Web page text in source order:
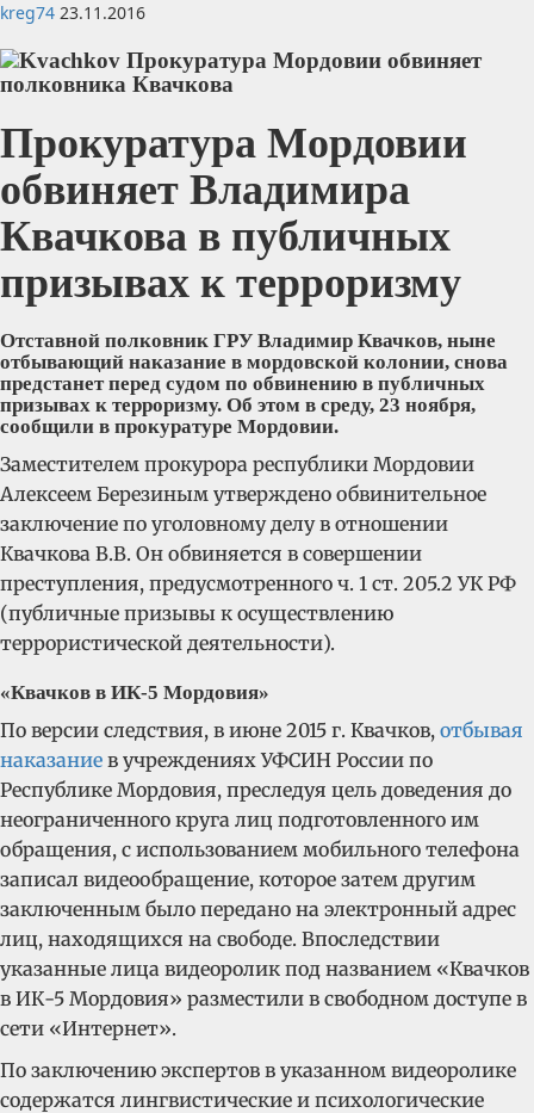
kreg74 23.11.2016
Прокуратура Мордовии
обвиняет Владимира
Квачкова в публичных
призывах к терроризму
Отставной полковник ГРУ Владимир Квачков, ныне
отбывающий наказание в мордовской колонии, снова
предстанет перед судом по обвинению в публичных
призывах к терроризму. Об этом в среду, 23 ноября,
сообщили в прокуратуре Мордовии.
Заместителем прокурора республики Мордовии
Алексеем Березиным утверждено обвинительное
заключение по уголовному делу в отношении
Квачкова В.В. Он обвиняется в совершении
преступления, предусмотренного ч. 1 ст. 205.2 УК РФ
(публичные призывы к осуществлению
террористической деятельности).
«Квачков в ИК-5 Мордовия»
По версии следствия, в июне 2015 г. Квачков, отбывая
наказание в учреждениях УФСИН России по
Республике Мордовия, преследуя цель доведения до
неограниченного круга лиц подготовленного им
обращения, с использованием мобильного телефона
записал видеообращение, которое затем другим
заключенным было передано на электронный адрес
лиц, находящихся на свободе. Впоследствии
указанные лица видеоролик под названием «Квачков
в ИК-5 Мордовия» разместили в свободном доступе в
сети «Интернет».
По заключению экспертов в указанном видеоролике
содержатся лингвистические и психологические